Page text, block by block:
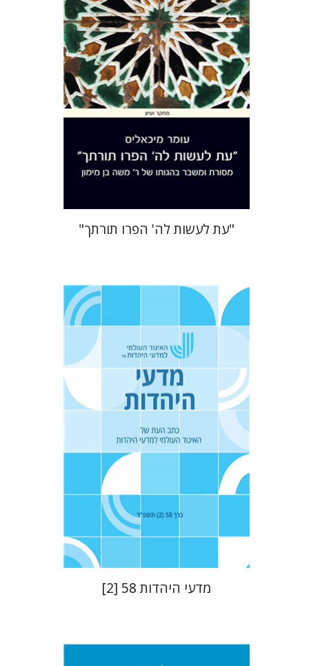
עומר מיכאליס
הנחת אתר ספר מודפס
$42
$38
"עת לעשות לה' הפרו תורתך"
טובה גנזל יעקב דויטש
וייס
הנחת אתר ספר מודפס
$21
מדעי היהדות 58 [2]